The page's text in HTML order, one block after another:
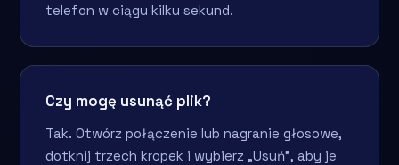
telefon w ciągu kilku sekund.
Czy mogę usunąć plik?
Tak. Otwórz połączenie lub nagranie głosowe,
dotknij trzech kropek i wybierz „Usuń”, aby je